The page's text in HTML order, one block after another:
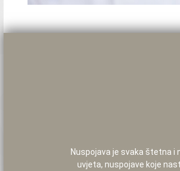
Nuspojava je svaka štetna i
uvjeta, nuspojave koje